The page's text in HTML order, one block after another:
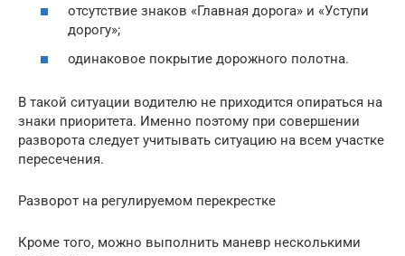
отсутствие знаков «Главная дорога» и «Уступи
дорогу»;
одинаковое покрытие дорожного полотна.
В такой ситуации водителю не приходится опираться на
знаки приоритета. Именно поэтому при совершении
разворота следует учитывать ситуацию на всем участке
пересечения.
Разворот на регулируемом перекрестке
Кроме того, можно выполнить маневр несколькими